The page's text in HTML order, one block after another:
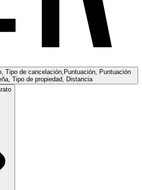
Tipo de cancelación,Puntuación, Puntuación
Tipo de propiedad, Distancia